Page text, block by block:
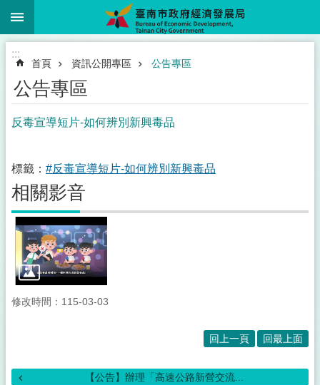
跳到主要內容區塊
:::
首頁 資訊公開專區 公告專區
公告專區
反毒宣導短片-如何辨別新興毒品
標籤： #反毒宣導短片-如何辨別新興毒品
相關影音
修改時間：115-03-03
回上一頁 回最上面
【公告】辦理「高速公路新營交流...